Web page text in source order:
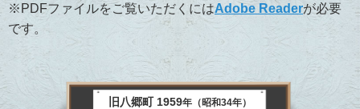
※PDFファイルをご覧いただくにはAdobe Readerが必要
です。
旧八郷町 1959年（昭和34年）